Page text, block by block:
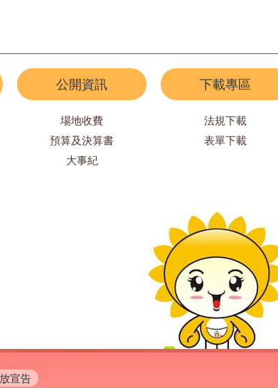
公開資訊
場地收費
預算及決算書
大事紀
下載專區
法規下載
表單下載
宣告